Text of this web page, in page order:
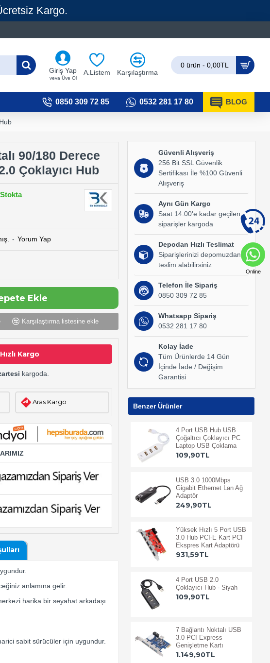
Kargo.
Giriş Yap
veya Üye Ol
A.Listem
0
Karşılaştırma
0
0 ürün - 0,00TL
0850 309 72 85 0532 281 17 80 BLOG
90/180 Derece
Çoklayıcı Hub
- Yorum Yap
Ekle
Karşılaştırma listesine ekle
Kargo
kargoda.
Aras Kargo
anlamına gelir.
harika bir seyahat arkadaşı
sabit sürücüler için uygundur.
Güvenli Alışveriş
256 Bit SSL Güvenlik
Sertifikası İle %100 Güvenli
Alışveriş
Aynı Gün Kargo
Saat 14:00'e kadar geçilen
siparişler kargoda
Depodan Hızlı Teslimat
Siparişlerinizi depomuzdan
teslim alabilirsiniz
Telefon İle Sipariş
0850 309 72 85
Whatsapp Sipariş
0532 281 17 80
Kolay İade
Tüm Ürünlerde 14 Gün
İçinde İade / Değişim
Garantisi
Benzer Ürünler
4 Port USB Hub USB
Çoğaltıcı Çoklayıcı PC
Laptop USB Çoklama
109,90TL
USB 3.0 1000Mbps
Gigabit Ethernet Lan Ağ
Adaptör
249,90TL
Yüksek Hızlı 5 Port USB
3.0 Hub PCI-E Kart PCI
Ekspres Kart Adaptörü
931,59TL
4 Port USB 2.0
Çoklayıcı Hub - Siyah
109,90TL
7 Bağlantı Noktalı USB
3.0 PCI Express
Genişletme Kartı
1.149,90TL
Online